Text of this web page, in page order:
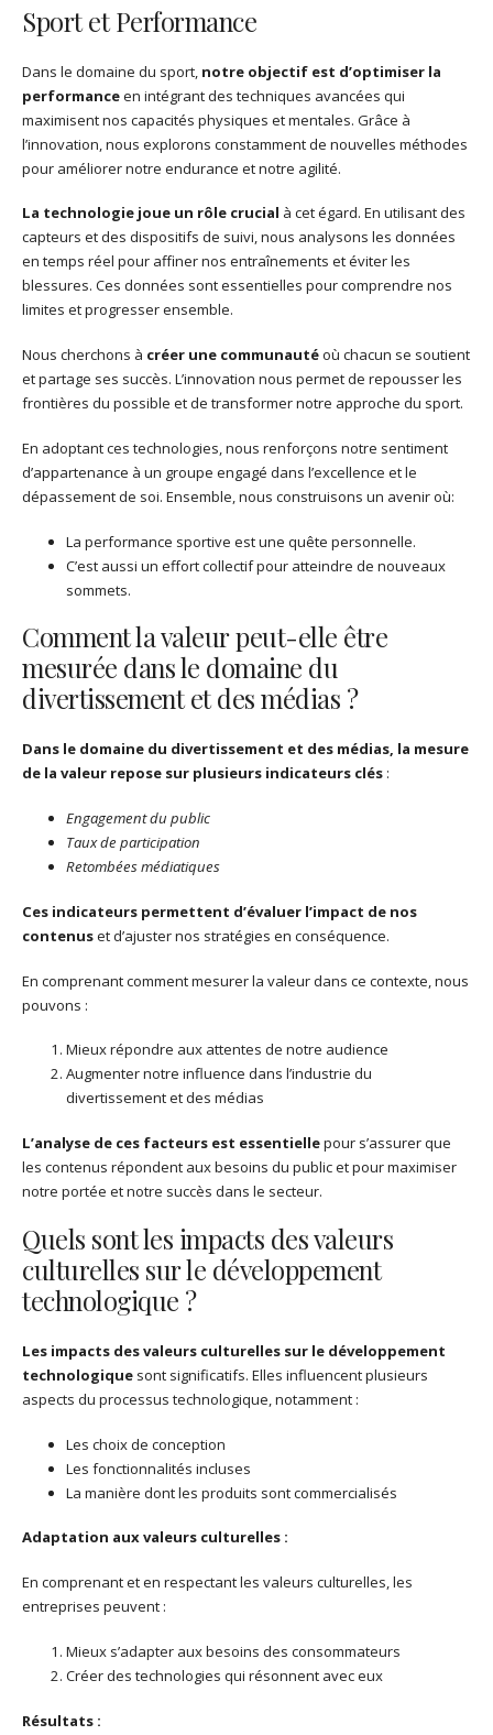
Sport et Performance
Dans le domaine du sport, notre objectif est d’optimiser la
performanceen intégrant des techniques avancées qui
maximisent nos capacités physiques et mentales. Grâce à
l’innovation, nous explorons constamment de nouvelles méthodes
pour améliorer notre endurance et notre agilité.
La technologie joue un rôle crucial à cet égard. En utilisant des
capteurs et des dispositifs de suivi, nous analysons les données
en temps réel pour affiner nos entraînements et éviter les
blessures. Ces données sont essentielles pour comprendre nos
limites et progresser ensemble.
Nous cherchons à créer une communautéoù chacun se soutient
et partage ses succès. L’innovation nous permet de repousser les
frontières du possible et de transformer notre approche du sport.
En adoptant ces technologies, nous renforçons notre sentiment
d’appartenance à un groupe engagé dans l’excellence et le
dépassement de soi. Ensemble, nous construisons un avenir où:
La performance sportive est une quête personnelle.
C’est aussi un effort collectif pour atteindre de nouveaux
sommets.
Comment la valeur peut-elle être
mesurée dans le domaine du
divertissement et des médias ?
Dans le domaine du divertissement et des médias, la mesure
de la valeur repose sur plusieurs indicateurs clés :
Engagement du public
Taux de participation
Retombées médiatiques
Ces indicateurs permettent d’évaluer l’impact de nos
contenuset d’ajuster nos stratégies en conséquence.
En comprenant comment mesurer la valeur dans ce contexte, nous
pouvons :
Mieux répondre aux attentes de notre audience
Augmenter notre influence dans l’industrie du
divertissement et des médias
L’analyse de ces facteurs est essentiellepour s’assurer que
les contenus répondent aux besoins du public et pour maximiser
notre portée et notre succès dans le secteur.
Quels sont les impacts des valeurs
culturelles sur le développement
technologique ?
Les impacts des valeurs culturelles sur le développement
technologique sont significatifs. Elles influencent plusieurs
aspects du processus technologique, notamment :
Les choix de conception
Les fonctionnalités incluses
La manière dont les produits sont commercialisés
Adaptation aux valeurs culturelles :
En comprenant et en respectant les valeurs culturelles, les
entreprises peuvent :
Mieux s’adapter aux besoins des consommateurs
Créer des technologies qui résonnent avec eux
Résultats :